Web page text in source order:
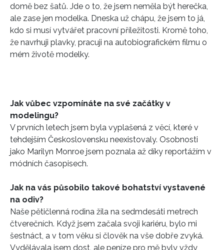
domě bez šatů. Jde o to, že jsem neměla být herečka,
ale zase jen modelka. Dneska už chápu, že jsem to já,
kdo si musí vytvářet pracovní příležitosti. Kromě toho,
že navrhuji plavky, pracuji na autobiografickém filmu o
mém životě modelky.
Jak vůbec vzpomínáte na své začátky v
modelingu?
V prvních letech jsem byla vyplašená z věcí, které v
tehdejším Československu neexistovaly. Osobnosti
jako Marilyn Monroe jsem poznala až díky reportážím v
módních časopisech.
Jak na vás působilo takové bohatství vystavené
na odiv?
Naše pětičlenná rodina žila na sedmdesáti metrech
čtverečních. Když jsem začala svoji kariéru, bylo mi
šestnáct, a v tom věku si člověk na vše dobře zvyká.
Vydělávala jsem dost, ale peníze pro mě byly vždy